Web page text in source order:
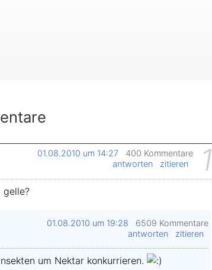
1
01.08.2010 um 14:27
400 Kommentare
antworten
zitieren
gelle?
01.08.2010 um 19:28
6509 Kommentare
antworten
zitieren
um Nektar konkurrieren.